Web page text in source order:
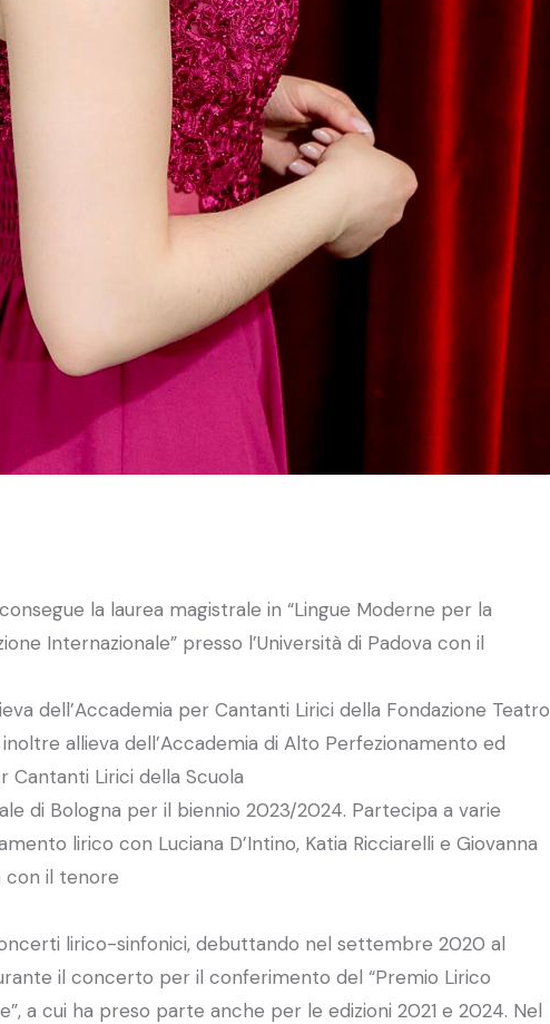
la laurea magistrale in “Lingue Moderne per la
Internazionale” presso l’Università di Padova con il
dell’Accademia per Cantanti Lirici della Fondazione Teatro
allieva dell’Accademia di Alto Perfezionamento ed
Cantanti Lirici della Scuola
di Bologna per il biennio 2023/2024. Partecipa a varie
lirico con Luciana D’Intino, Katia Ricciarelli e Giovanna
con il tenore
lirico-sinfonici, debuttando nel settembre 2020 al
il concerto per il conferimento del “Premio Lirico
a cui ha preso parte anche per le edizioni 2021 e 2024. Nel